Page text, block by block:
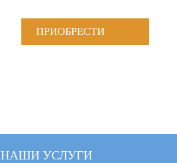
ПРИОБРЕСТИ
НАШИ УСЛУГИ